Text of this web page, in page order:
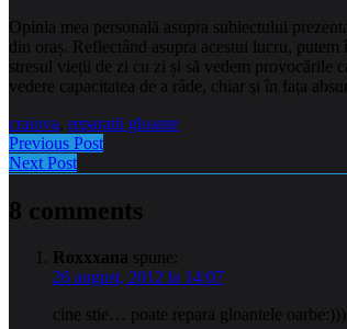
Opinia mea personală asupra subiectului
din oraș. Reflectând asupra acestui lucru,
stresul vieții de zi cu zi și să vedem provocările
vedere capacitatea de a râde, chiar și în fața
craiova, reparatii gloante
Previous Post
Next Post
8 comments
Roxxxana spune:
26 august, 2012 la 14:07
cine stie… poate repara gloantele oarbe:)))